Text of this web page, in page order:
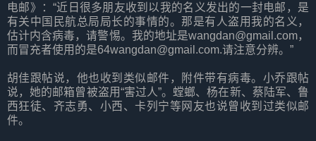
电邮》：“近日很多朋友收到以我的名义发出的一封电邮，是
有关中国民航总局局长的事情的。那是有人盗用我的名义，
估计内含病毒，请警惕。我的地址是wangdan@gmail.com，
而冒充者使用的是64wangdan@gmail.com.请注意分辨。”
胡佳跟帖说，他也收到类似邮件，附件带有病毒。小乔跟帖
说，她的邮箱曾被盗用“害过人”。螳螂、杨在新、蔡陆军、鲁
西狂徒、齐志勇、小西、卡列宁等网友也说曾收到过类似邮
件。